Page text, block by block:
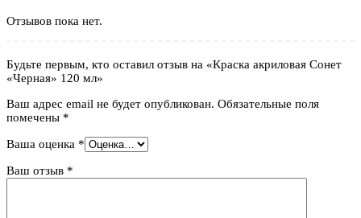
Отзывов пока нет.
Будьте первым, кто оставил отзыв на «Краска акриловая Сонет
«Черная» 120 мл»
Ваш адрес email не будет опубликован. Обязательные поля
помечены *
Ваша оценка *
Ваш отзыв *